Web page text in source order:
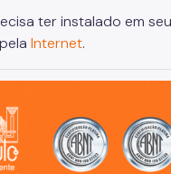
ter instalado em
Internet.